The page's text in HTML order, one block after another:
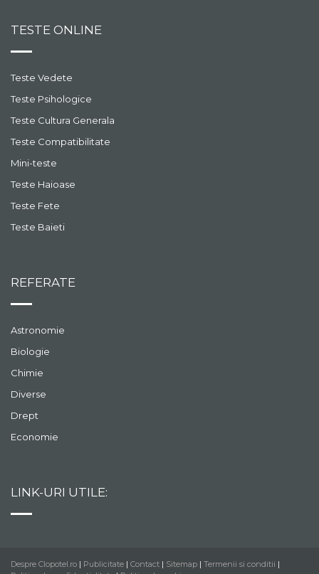
TESTE ONLINE
Teste Vedete
Teste Psihologice
Teste Cultura Generala
Teste Compatibilitate
Mini-teste
Teste Haioase
Teste Fete
Teste Baieti
REFERATE
Astronomie
Biologie
Chimie
Diverse
Drept
Economie
LINK-URI UTILE:
Despre Clopotel.ro | Publicitate | Contact | Sitemap | Termenii si conditii |